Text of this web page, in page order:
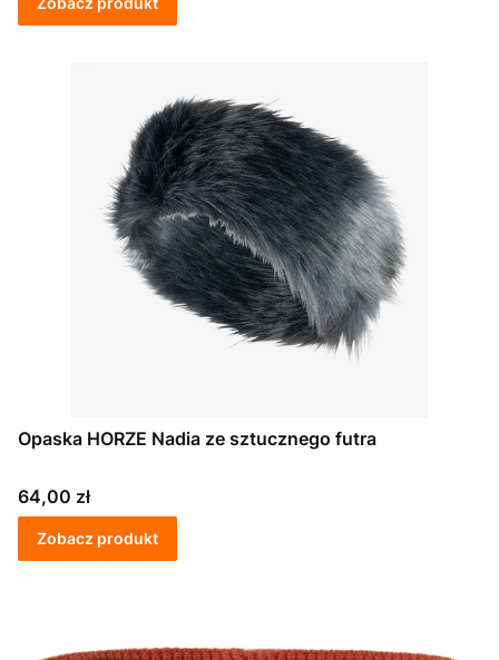
Opaska HORZE Nadia ze sztucznego futra
Cena
64,00 zł
Zobacz produkt